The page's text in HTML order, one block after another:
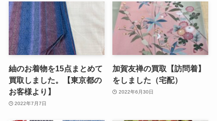
紬のお着物を15点まとめて
買取しました。【東京都の
お客様より】
2022年7月7日
加賀友禅の買取【訪問着】
をしました（宅配）
2022年6月30日